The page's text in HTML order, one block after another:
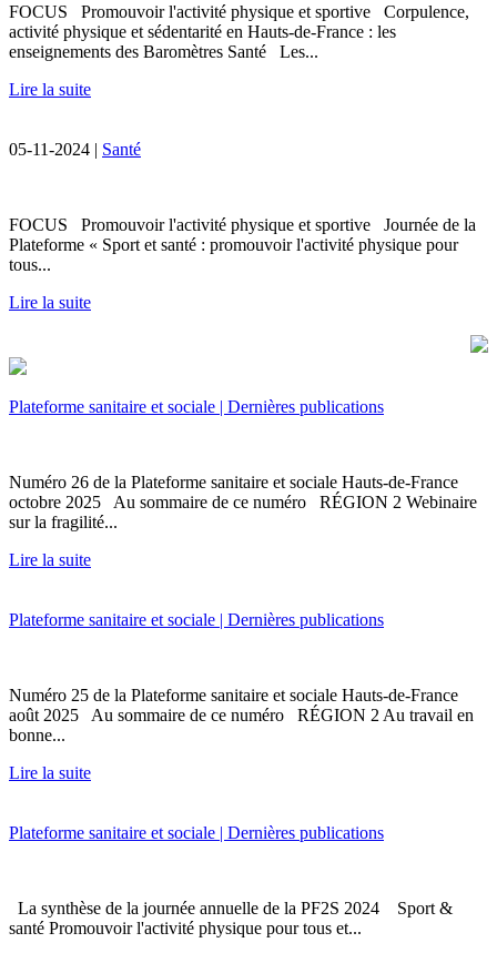
FOCUS Promouvoir l'activité physique et sportive Corpulence,
activité physique et sédentarité en Hauts-de-France : les
enseignements des Baromètres Santé Les...
Lire la suite
05-11-2024 | Santé
FOCUS Promouvoir l'activité physique et sportive Journée de la
Plateforme « Sport et santé : promouvoir l'activité physique pour
tous...
Lire la suite
Plateforme sanitaire et sociale | Dernières publications
Numéro 26 de la Plateforme sanitaire et sociale Hauts-de-France
octobre 2025 Au sommaire de ce numéro RÉGION 2 Webinaire
sur la fragilité...
Lire la suite
Plateforme sanitaire et sociale | Dernières publications
Numéro 25 de la Plateforme sanitaire et sociale Hauts-de-France
août 2025 Au sommaire de ce numéro RÉGION 2 Au travail en
bonne...
Lire la suite
Plateforme sanitaire et sociale | Dernières publications
La synthèse de la journée annuelle de la PF2S 2024 Sport &
santé Promouvoir l'activité physique pour tous et...